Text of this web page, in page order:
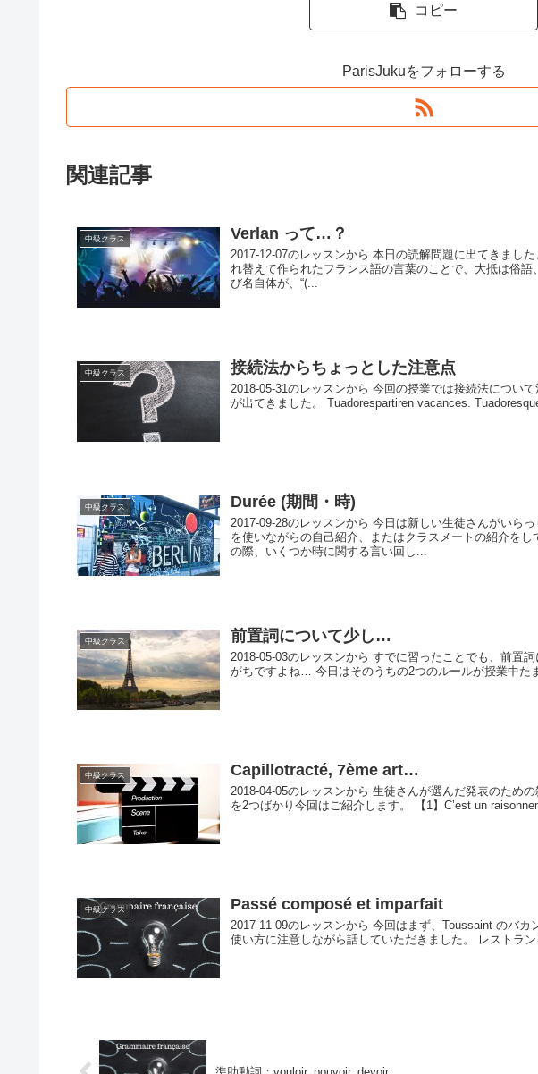
コピー
ParisJukuをフォローする
関連記事
中級クラス Verlan って…？
2017-12-07のレッスンから 本日の読解問題に出てきまし
れ替えて作られたフランス語の言葉のことで、大抵は俗
び名自体が、“(...
中級クラス 接続法からちょっとした注意点
2018-05-31のレッスンから 今回の授業では接続法につい
が出てきました。 Tuadorespartiren vacances.
中級クラス Durée (期間・時)
2017-09-28のレッスンから 今日は新しい生徒さんがいら
を使いながらの自己紹介、またはクラスメートの紹介を
の際、いくつか時に関する言い回し...
中級クラス 前置詞について少し…
2018-05-03のレッスンから すでに習ったことでも、前置
がちですよね… 今日はそのうちの2つのルールが授業中た
中級クラス Capillotracté, 7ème art…
2018-04-05のレッスンから 生徒さんが選んだ発表のため
を2つばかり今回はご紹介します。 【1】C’est un
中級クラス Passé composé et imparfait
2017-11-09のレッスンから 今回はまず、Toussaint のバ
使い方に注意しながら話していただきました。 レストラ